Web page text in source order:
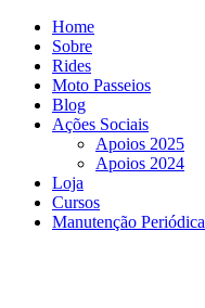
para
conteúdo
Home
Sobre
Rides
Moto Passeios
Blog
Ações Sociais
Apoios 2025
Apoios 2024
Loja
Cursos
Manutenção Periódica